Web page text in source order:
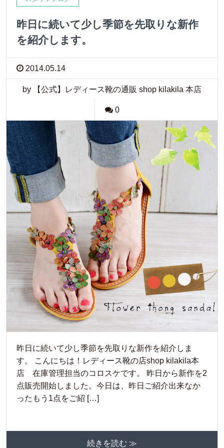
昨日に続いて少し季節を先取りな新作
を紹介します。
2014.05.14
by 【公式】レディース靴の通販 shop kilakila 本店
0
昨日に続いて少し季節を先取りな新作を紹介しま
す。 こんにちは！レディース靴の店shop kilakila本
店 在庫管理担当のコロスケです。 昨日から新作を2
点販売開始しました。今日は、昨日ご紹介出来なか
ったもう1点をご紹 […]
続きを読む ≫